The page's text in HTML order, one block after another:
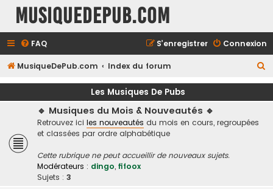
MusiqueDePub.com
FAQ Connexion
S’enregistrer
MusiqueDePub.com Index du forum
e
Les Musiques De Pubs
🔹 Musiques du Mois & Nouveautés 🔹
Retrouvez ici les nouveautés du mois en cours, regroupées
et classées par ordre alphabétique
Cette rubrique ne peut accueillir de nouveaux sujets.
Modérateurs : dingo, fifoox
Sujets : 3